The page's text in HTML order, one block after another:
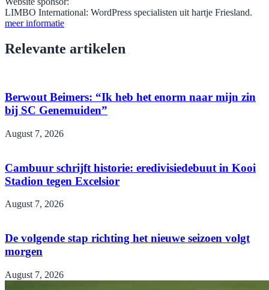
LIMBO International: WordPress specialisten uit hartje Friesland.
meer informatie
Relevante artikelen
Berwout Beimers: “Ik heb het enorm naar mijn zin
bij SC Genemuiden”
August 7, 2026
Cambuur schrijft historie: eredivisiedebuut in Kooi
Stadion tegen Excelsior
August 7, 2026
De volgende stap richting het nieuwe seizoen volgt
morgen
August 7, 2026